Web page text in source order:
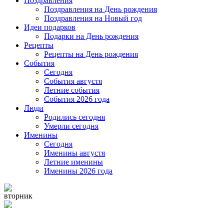
Поздравления на День рождения
Поздравления на Новый год
Идеи подарков
Подарки на День рождения
Рецепты
Рецепты на День рождения
События
Cегодня
События августя
Летние события
События 2026 года
Люди
Родились сегодня
Умерли сегодня
Именины
Cегодня
Именины августя
Летние именины
Именины 2026 года
вторник